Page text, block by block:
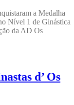
a Medalha
Nível 1 de Ginástica
da AD Os
d’ Os